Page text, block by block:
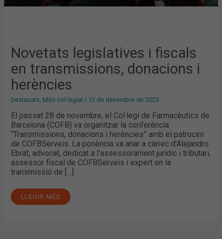
Novetats legislatives i fiscals
en transmissions, donacions i
herències
Destacats, Món col·legial / 12 de desembre de 2023
El passat 28 de novembre, el Col·legi de Farmacèutics de
Barcelona (COFB) va organitzar la conferència
“Transmissions, donacions i herències” amb el patrocini
de COFBServeis. La ponència va anar a càrrec d’Alejandro
Ebrat, advocat, dedicat a l’assessorament jurídic i tributari,
assessor fiscal de COFBServeis i expert en la
transmissió de […]
LLEGIR MÉS